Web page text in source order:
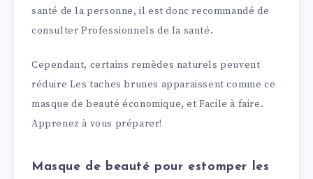
santé de la personne, il est donc recommandé de
consulter Professionnels de la santé.
Cependant, certains remèdes naturels peuvent
réduire Les taches brunes apparaissent comme ce
masque de beauté économique, et Facile à faire.
Apprenez à vous préparer!
Masque de beauté pour estomper les